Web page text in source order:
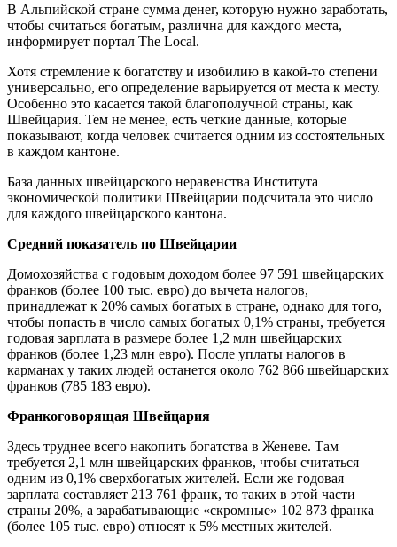
В Альпийской стране сумма денег, которую нужно заработать,
чтобы считаться богатым, различна для каждого места,
информирует портал The Local.
Хотя стремление к богатству и изобилию в какой-то степени
универсально, его определение варьируется от места к месту.
Особенно это касается такой благополучной страны, как
Швейцария. Тем не менее, есть четкие данные, которые
показывают, когда человек считается одним из состоятельных
в каждом кантоне.
База данных швейцарского неравенства Института
экономической политики Швейцарии подсчитала это число
для каждого швейцарского кантона.
Средний показатель по Швейцарии
Домохозяйства с годовым доходом более 97 591 швейцарских
франков (более 100 тыс. евро) до вычета налогов,
принадлежат к 20% самых богатых в стране, однако для того,
чтобы попасть в число самых богатых 0,1% страны, требуется
годовая зарплата в размере более 1,2 млн швейцарских
франков (более 1,23 млн евро). После уплаты налогов в
карманах у таких людей останется около 762 866 швейцарских
франков (785 183 евро).
Франкоговорящая Швейцария
Здесь труднее всего накопить богатства в Женеве. Там
требуется 2,1 млн швейцарских франков, чтобы считаться
одним из 0,1% сверхбогатых жителей. Если же годовая
зарплата составляет 213 761 франк, то таких в этой части
страны 20%, а зарабатывающие «скромные» 102 873 франка
(более 105 тыс. евро) относят к 5% местных жителей.